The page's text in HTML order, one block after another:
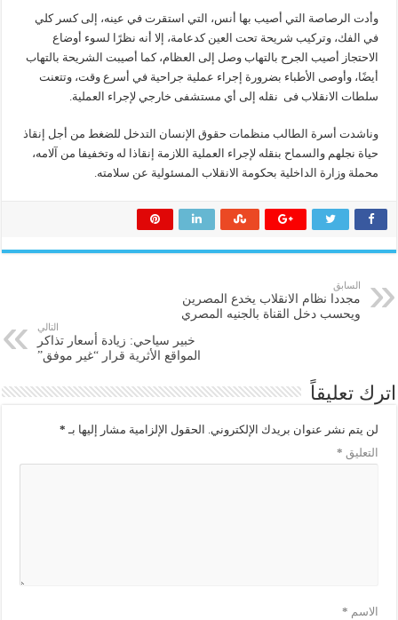
وأدت الرصاصة التي أصيب بها أنس، التي استقرت في عينه، إلى كسر كلي
في الفك، وتركيب شريحة تحت العين كدعامة، إلا أنه نظرًا لسوء أوضاع
الاحتجاز أصيب الجرح بالتهاب وصل إلى العظام، كما أصيبت الشريحة بالتهاب
أيضًا، وأوصى الأطباء بضرورة إجراء عملية جراحية في أسرع وقت، وتتعنت
سلطات الانقلاب فى نقله إلى أي مستشفى خارجي لإجراء العملية.
وناشدت أسرة الطالب منظمات حقوق الإنسان التدخل للضغط من أجل إنقاذ
حياة نجلهم والسماح بنقله لإجراء العملية اللازمة إنقاذا له وتخفيفا من آلامه،
محملة وزارة الداخلية بحكومة الانقلاب المسئولية عن سلامته.
السابق
مجددا نظام الانقلاب يخدع المصرين
ويحسب دخل القناة بالجنيه المصري
التالي
خبير سياحي: زيادة أسعار تذاكر
المواقع الأثرية قرار “غير موفق”
اترك تعليقاً
لن يتم نشر عنوان بريدك الإلكتروني. الحقول الإلزامية مشار إليها بـ *
التعليق *
الاسم *